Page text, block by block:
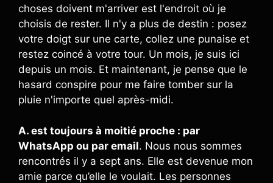
choses doivent m'arriver est l'endroit où je
choisis de rester. Il n'y a plus de destin : posez
votre doigt sur une carte, collez une punaise et
restez coincé à votre tour. Un mois, je suis ici
depuis un mois. Et maintenant, je pense que le
hasard conspire pour me faire tomber sur la
pluie n'importe quel après-midi.
A. est toujours à moitié proche : par
WhatsApp ou par email. Nous nous sommes
rencontrés il y a sept ans. Elle est devenue mon
amie parce qu’elle le voulait. Les personnes